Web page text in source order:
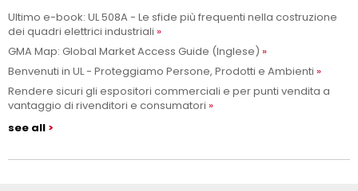
Ultimo e-book: UL 508A - Le sfide più frequenti nella costruzione
dei quadri elettrici industriali
GMA Map: Global Market Access Guide (Inglese)
Benvenuti in UL - Proteggiamo Persone, Prodotti e Ambienti
Rendere sicuri gli espositori commerciali e per punti vendita a
vantaggio di rivenditori e consumatori
see all